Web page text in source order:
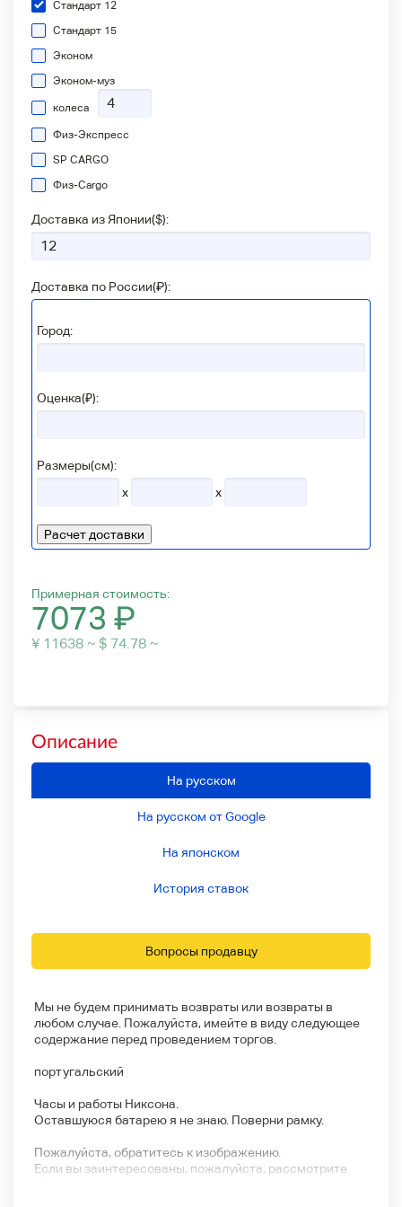
Стандарт 12
Стандарт 15
Эконом
Эконом-муз
колеса
Физ-Экспресс
SP CARGO
Физ-Сargo
Доставка из Японии($):
Доставка по России(₽):
Город:
Оценка(₽):
Размеры(см):
x
x
Расчет доставки
Примерная стоимость:
7073 ₽
¥ 11638 ~ $ 74.78 ~
Описание
На русском
На русском от Google
На японском
История ставок
Вопросы продавцу
Мы не будем принимать возвраты или возвраты в
любом случае. Пожалуйста, имейте в виду следующее
содержание перед проведением торгов.
португальский
Часы и работы Никсона.
Оставшуюся батарею я не знаю. Поверни рамку.
Пожалуйста, обратитесь к изображению.
Если вы заинтересованы, пожалуйста, рассмотрите